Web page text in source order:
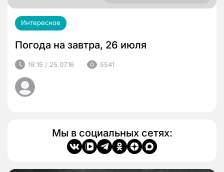
Интересное
Погода на завтра, 26 июля
19:15 / 25.07.16 5541
Мы в социальных сетях: